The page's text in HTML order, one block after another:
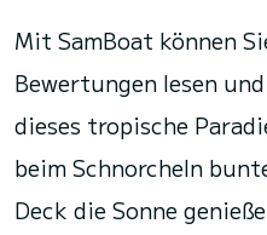
Mit SamBoat können
Bewertungen lesen
dieses tropische
beim Schnorcheln
Deck die Sonne